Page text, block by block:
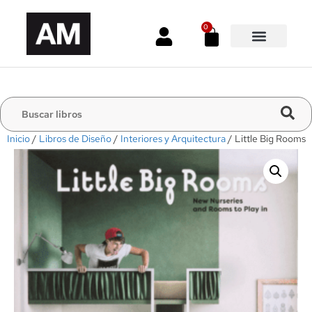
0
Inicio/ Libros de Diseño/ Interiores y Arquitectura/ Little Big Rooms